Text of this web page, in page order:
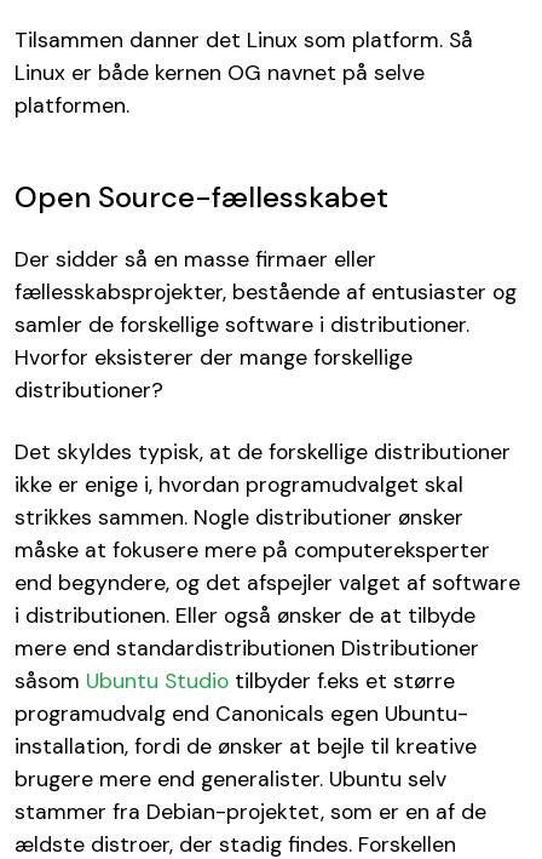
Tilsammen danner det Linux som platform. Så
Linux er både kernen OG navnet på selve
platformen.
Open Source-fællesskabet
Der sidder så en masse firmaer eller
fællesskabsprojekter, bestående af entusiaster og
samler de forskellige software i distributioner.
Hvorfor eksisterer der mange forskellige
distributioner?
Det skyldes typisk, at de forskellige distributioner
ikke er enige i, hvordan programudvalget skal
strikkes sammen. Nogle distributioner ønsker
måske at fokusere mere på computereksperter
end begyndere, og det afspejler valget af software
i distributionen. Eller også ønsker de at tilbyde
mere end standardistributionen Distributioner
såsom Ubuntu Studio tilbyder f.eks et større
programudvalg end Canonicals egen Ubuntu-
installation, fordi de ønsker at bejle til kreative
brugere mere end generalister. Ubuntu selv
stammer fra Debian-projektet, som er en af de
ældste distroer, der stadig findes. Forskellen